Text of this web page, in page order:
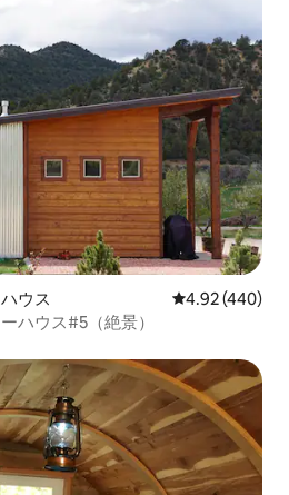
ウス レビュー440
4.92 (440)
ハウス#5（絶景）